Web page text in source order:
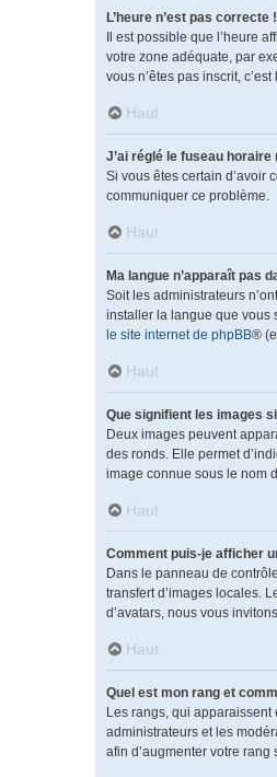
L’heure n’est pas correcte !
Il est possible que l’heure
votre zone adéquate, par
vous n’êtes pas inscrit,
Haut
J’ai réglé le fuseau
Si vous êtes certain d’avoir
communiquer ce problème.
Haut
Ma langue n’apparaît pas
Soit les administrateurs
installer la langue que vous
le site internet de phpBB®
Haut
Que signifient les images
Deux images peuvent
des ronds. Elle permet
image connue sous le nom
Haut
Comment puis-je afficher
Dans le panneau de
transfert d’images locales.
d’avatars, nous vous
Haut
Quel est mon rang et
Les rangs, qui
administrateurs et les
afin d’augmenter votre